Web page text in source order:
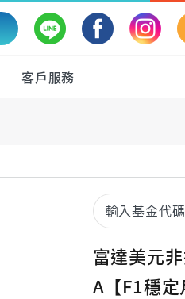
客戶服務
富達美元
A【F1穩